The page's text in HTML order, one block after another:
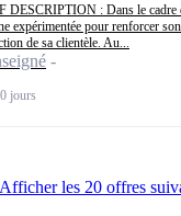
DESCRIPTION : Dans le
expérimentée pour renforcer
de sa clientèle. Au...
jours
Afficher les 20 offres